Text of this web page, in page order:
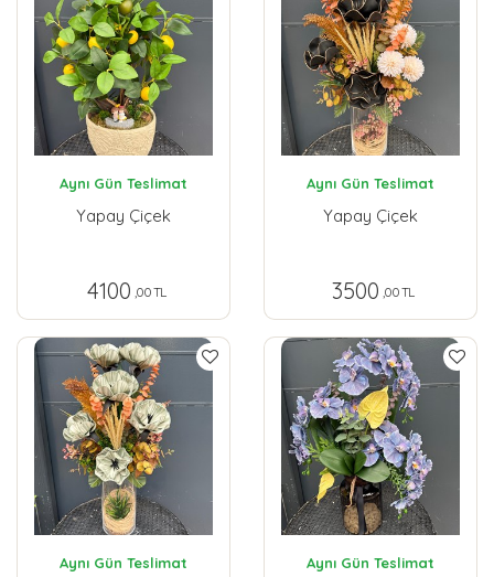
Aynı Gün Teslimat
Yapay Çiçek
4100 ,00 TL
Aynı Gün Teslimat
Yapay Çiçek
3500 ,00 TL
Aynı Gün Teslimat Aynı Gün Teslimat